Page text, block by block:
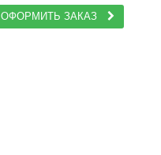
ОФОРМИТЬ ЗАКАЗ